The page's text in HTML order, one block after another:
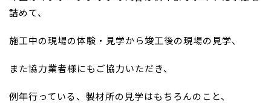
詰めて、
施工中の現場の体験・見学から竣工後の現場の見学、
また協力業者様にもご協力いただき、
例年行っている、製材所の見学はもちろんのこと、